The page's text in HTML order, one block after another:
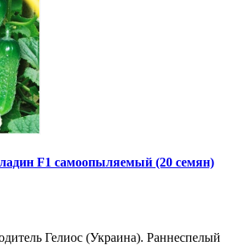
F1 самоопыляемый (20 семян)
Гелиос (Украина). Раннеспелый